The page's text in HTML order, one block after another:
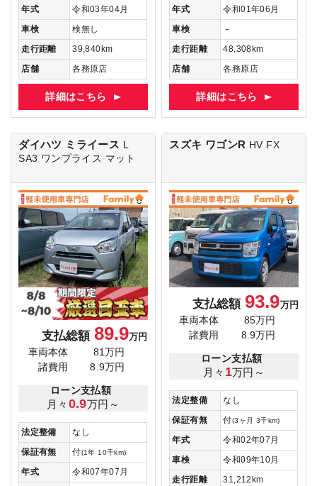
年式
令和03年04月
車検
検無し
走行距離
39,840km
店舗
各務原店
詳細はこちら
年式
令和01年06月
車検
－
走行距離
48,308km
店舗
各務原店
詳細はこちら
ダイハツ ミライース
SA3 ワンプライス マット
支払総額 89.9万円
車両本体
81万円
諸費用
8.9万円
ローン支払額
月々 0.9万円～
法定整備
なし
保証有無
付(1年 10千km)
年式
令和07年07月
スズキ ワゴンR HV FX
支払総額 93.9万円
車両本体
85万円
諸費用
8.9万円
ローン支払額
月々 1万円～
法定整備
なし
保証有無
付(3ヶ月 3千km)
年式
令和02年07月
車検
令和09年10月
走行距離
31,212km